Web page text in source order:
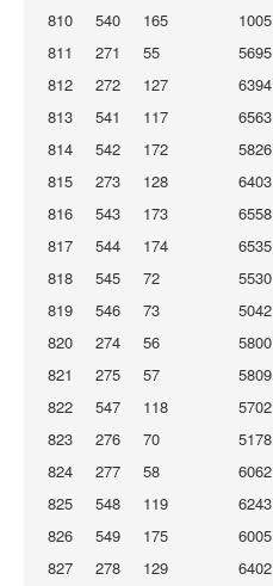
810
540 165 1005
811
271 55 5695
812
272 127 6394
813
541 117 6563
814
542 172 5826
815
273 128 6403
816
543 173 6558
817
544 174 6535
818
545 72 5530
819
546 73 5042
820
274 56 5800
821
275 57 5809
822
547 118 5702
823
276 70 5178
824
277 58 6062
825
548 119 6243
826
549 175 6005
827
278 129 6402